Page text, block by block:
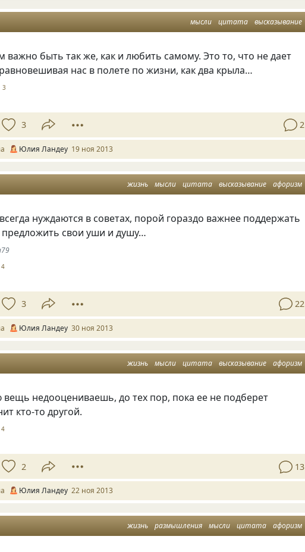
мысли цитата высказывание
быть так же, как и любить самому. Это то, что не дает
нас в полете по жизни, как два крыла…
3
3 2
Юлия Ландеу 19 ноя 2013
жизнь мысли цитата высказывание афоризм
нуждаются в советах, порой гораздо важнее поддержать
предложить свои уши и душу…
4
3 22
Юлия Ландеу 30 ноя 2013
жизнь мысли цитата высказывание афоризм
недооцениваешь, до тех пор, пока ее не подберет
кто-то другой.
4
2 13
Юлия Ландеу 22 ноя 2013
жизнь размышления мысли цитата афоризм